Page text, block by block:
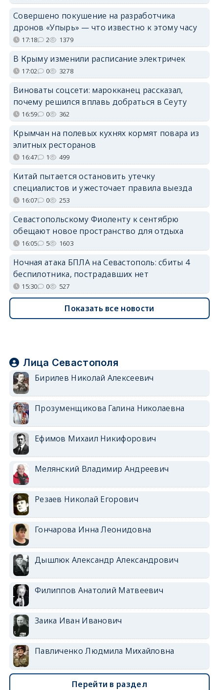
Совершено покушение на разработчика
дронов «Упырь» — что известно к этому часу
17:18 2 1379
В Крыму изменили расписание электричек
17:02 0 3278
Виноваты соцсети: марокканец рассказал,
почему решился вплавь добраться в Сеуту
16:59 0 362
Крымчан на полевых кухнях кормят повара из
элитных ресторанов
16:47 1 499
Китай пытается остановить утечку
специалистов и ужесточает правила выезда
16:07 0 253
Севастопольскому Фиоленту к сентябрю
обещают новое пространство для отдыха
16:05 5 1603
Ночная атака БПЛА на Севастополь: сбиты 4
беспилотника, пострадавших нет
15:30 0 527
Показать все новости
Лица Севастополя
Бирилев Николай Алексеевич
Прозуменщикова Галина Николаевна
Ефимов Михаил Никифорович
Мелянский Владимир Андреевич
Резаев Николай Егорович
Гончарова Инна Леонидовна
Дышлюк Александр Александрович
Филиппов Анатолий Матвеевич
Заика Иван Иванович
Павличенко Людмила Михайловна
Перейти в раздел